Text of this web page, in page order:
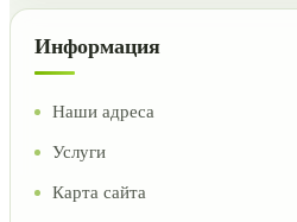
Информация
Наши адреса
Услуги
Карта сайта